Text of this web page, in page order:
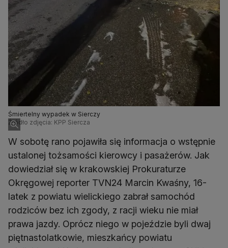
Śmiertelny wypadek w Sierczy
Źródło zdjęcia: KPP Siercza
W sobotę rano pojawiła się informacja o wstępnie
ustalonej tożsamości kierowcy i pasażerów. Jak
dowiedział się w krakowskiej Prokuraturze
Okręgowej reporter TVN24 Marcin Kwaśny, 16-
latek z powiatu wielickiego zabrał samochód
rodziców bez ich zgody, z racji wieku nie miał
prawa jazdy. Oprócz niego w pojeździe byli dwaj
piętnastolatkowie, mieszkańcy powiatu